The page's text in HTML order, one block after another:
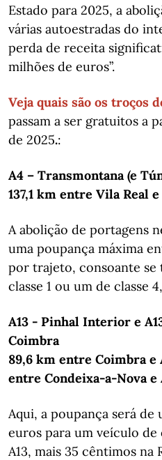
Estado para 2025, a
várias autoestradas do
perda de receita
milhões de euros”.
Veja quais são os troços
passam a ser gratuitos a
de 2025.:
A4 – Transmontana (e
137,1 km entre Vila Real
A abolição de portagens
uma poupança máxima
por trajeto, consoante
classe 1 ou um de classe
A13 - Pinhal Interior e
Coimbra
89,6 km entre Coimbra e
entre Condeixa-a-Nova e
Aqui, a poupança será de
euros para um veículo de
A13, mais 35 cêntimos na